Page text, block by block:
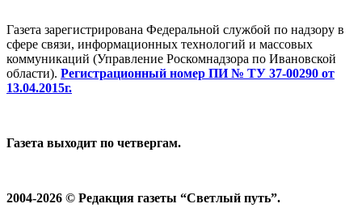
Газета зарегистрирована Федеральной службой по надзору в
сфере связи, информационных технологий и массовых
коммуникаций (Управление Роскомнадзора по Ивановской
области). Регистрационный номер ПИ № ТУ 37-00290 от
13.04.2015г.
Газета выходит по четвергам.
2004-2026 © Редакция газеты “Светлый путь”.